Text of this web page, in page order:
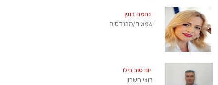
נחמה בוגין
שמאים/מהנדסים
יום טוב בילו
רואי חשבון